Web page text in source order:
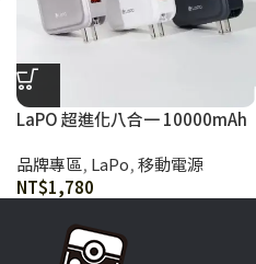
LaPO 超進化八合一 10000mAh
品牌專區, LaPo,移動電源
NT$1,780